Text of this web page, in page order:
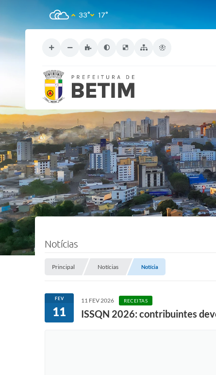
33° 17°
Notícias
Principal Notícias Notícia
FEV
11
11 FEV 2026 RECEITAS
ISSQN 2026: contribuintes